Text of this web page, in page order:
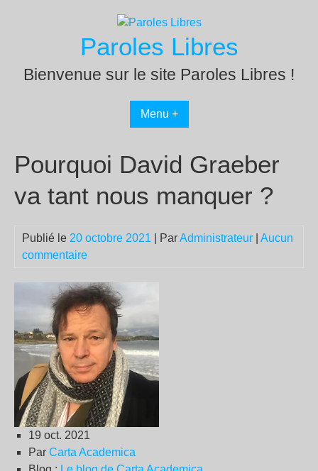
Paroles Libres
Bienvenue sur le site Paroles Libres !
Menu +
Pourquoi David Graeber
va tant nous manquer ?
Publié le 20 octobre 2021 | ParAdministrateur
Aucun
commentaire
19 oct. 2021
Par Carta Academica